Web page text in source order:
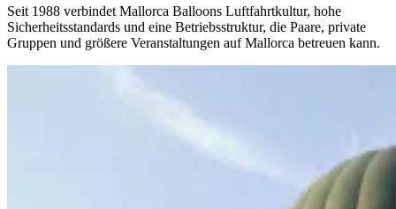
Seit 1988 verbindet Mallorca Balloons Luftfahrtkultur, hohe
Sicherheitsstandards und eine Betriebsstruktur, die Paare, private
Gruppen und größere Veranstaltungen auf Mallorca betreuen kann.